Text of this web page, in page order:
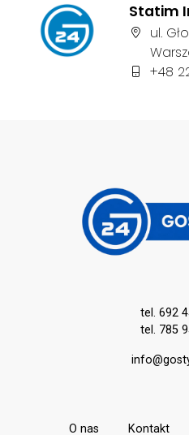
Statim
Adres
ul.
Numer
+48
tel. 692
tel. 785
O nas Kontakt